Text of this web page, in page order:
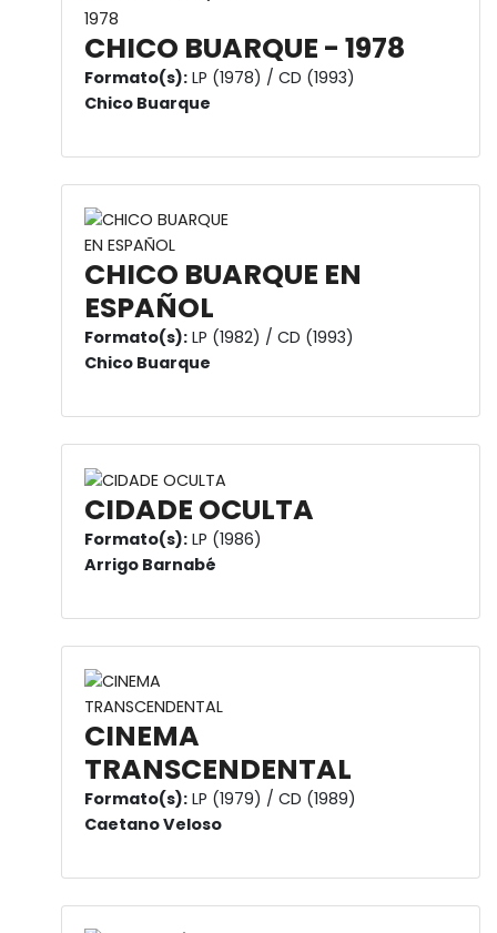
CHICO BUARQUE - 1978
Formato(s): LP (1978) / CD (1993)
Chico Buarque
CHICO BUARQUE EN
ESPAÑOL
Formato(s): LP (1982) / CD (1993)
Chico Buarque
CIDADE OCULTA
Formato(s): LP (1986)
Arrigo Barnabé
CINEMA
TRANSCENDENTAL
Formato(s): LP (1979) / CD (1989)
Caetano Veloso